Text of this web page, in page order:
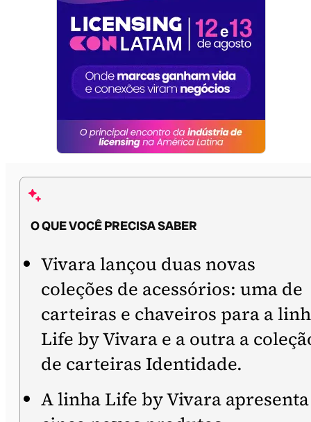
O QUE VOCÊ PRECISA SABER
Vivara lançou duas novas
coleções de acessórios: uma de
carteiras e chaveiros para a
Life by Vivara e a outra a
de carteiras Identidade.
A linha Life by Vivara apresenta